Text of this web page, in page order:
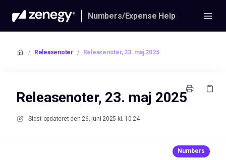
Numbers/Expense Help
/ Releasenoter / Releasenoter, 23. maj 2025
Releasenoter, 23. maj 2025
Sidst opdateret den 26. juni 2025 kl. 10.24